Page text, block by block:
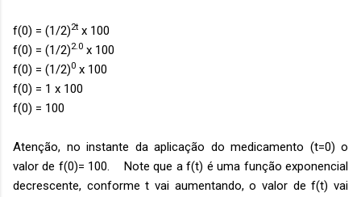
f(0) = (1/2)2t x 100
f(0) = (1/2)2.0 x 100
f(0) = (1/2)0 x 100
f(0) = 1 x 100
f(0) = 100
Atenção, no instante da aplicação do medicamento (t=0) o
valor de f(0)= 100. Note que a f(t) é uma função exponencial
decrescente, conforme t vai aumentando, o valor de f(t) vai